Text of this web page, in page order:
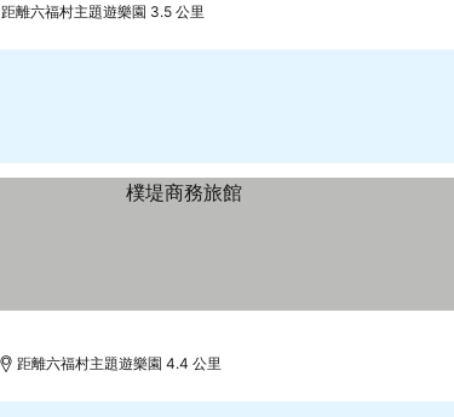
距離六福村主題遊樂園 3.5 公里
距離六福村主題遊樂園 4.4 公里